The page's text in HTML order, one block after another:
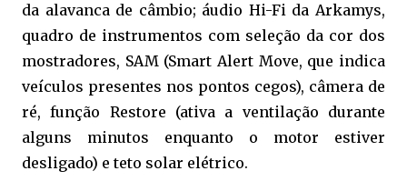
da alavanca de câmbio; áudio Hi-Fi da Arkamys,
quadro de instrumentos com seleção da cor dos
mostradores, SAM (Smart Alert Move, que indica
veículos presentes nos pontos cegos), câmera de
ré, função Restore (ativa a ventilação durante
alguns minutos enquanto o motor estiver
desligado) e teto solar elétrico.